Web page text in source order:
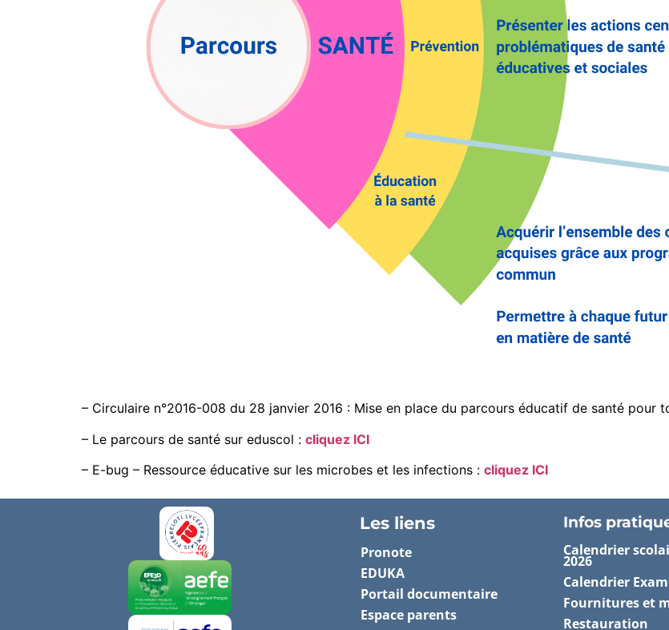
– Circulaire n°2016-008 du 28 janvier 2016 : Mise en place du parcours éducatif de santé pour
– Le parcours de santé sur eduscol : cliquez ICI
– E-bug – Ressource éducative sur les microbes et les infections : cliquez ICI
Les liens
Pronote
EDUKA
Portail documentaire
Espace parents
Infos
Calendrier
2026
Calendrier
Fournitures et
Restauration